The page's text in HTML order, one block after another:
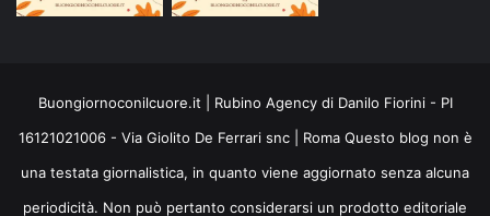
Buongiornoconilcuore.it | Rubino Agency di Danilo Fiorini - PI
16121021006 - Via Giolito De Ferrari snc | Roma Questo blog non è
una testata giornalistica, in quanto viene aggiornato senza alcuna
periodicità. Non può pertanto considerarsi un prodotto editoriale